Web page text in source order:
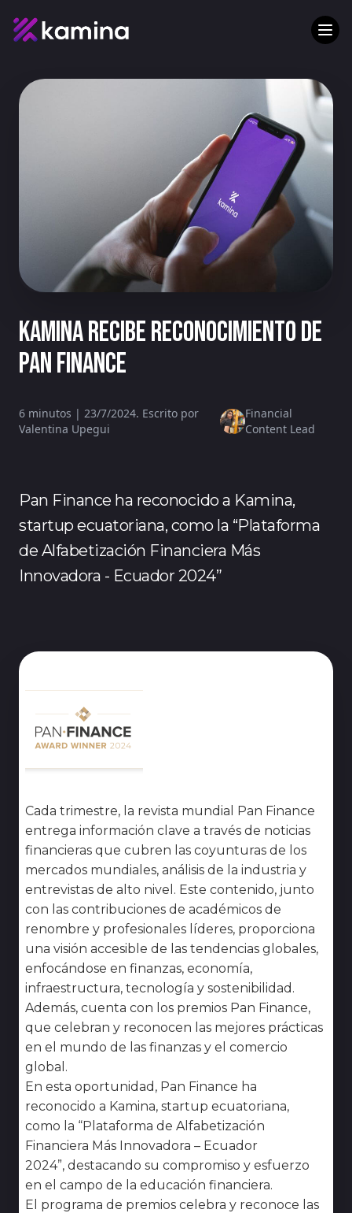
Kamina recibe reconocimiento de
Pan Finance
6 minutos | 23/7/2024. Escrito por
Valentina Upegui
Financial
Content Lead
Pan Finance ha reconocido a Kamina,
startup ecuatoriana, como la “Plataforma
de Alfabetización Financiera Más
Innovadora - Ecuador 2024”
Cada trimestre, la revista mundial Pan Finance
entrega información clave a través de noticias
financieras que cubren las coyunturas de los
mercados mundiales, análisis de la industria y
entrevistas de alto nivel. Este contenido, junto
con las contribuciones de académicos de
renombre y profesionales líderes, proporciona
una visión accesible de las tendencias globales,
enfocándose en finanzas, economía,
infraestructura, tecnología y sostenibilidad.
Además, cuenta con los premios Pan Finance,
que celebran y reconocen las mejores prácticas
en el mundo de las finanzas y el comercio
global.
En esta oportunidad, Pan Finance ha
reconocido a Kamina, startup ecuatoriana,
como la “Plataforma de Alfabetización
Financiera Más Innovadora – Ecuador
2024”, destacando su compromiso y esfuerzo
en el campo de la educación financiera.
El programa de premios celebra y reconoce las